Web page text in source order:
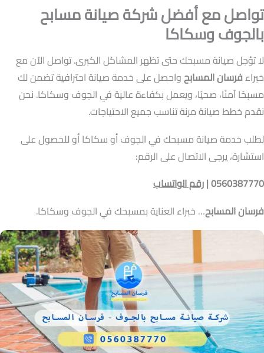
تواصل مع أفضل شركة صيانة مسابح
بالجوف وسكاكا
لا تؤجل صيانة مسبحك حتى تظهر المشاكل الكبرى. تواصل الآن مع
خبراءفرسان المسابحواحصل على خدمة صيانة احترافية تضمن لك
مسبحًا آمنًا، صحيًا، ويعمل بكفاءة عالية في الجوف وسكاكا. نحن
نقدم خطط صيانة مرنة تناسب جميع الاحتياجات.
لطلب خدمة صيانة مسبحك في الجوف أو سكاكا أو للحصول على
استشارة، يرجى الاتصال على الرقم:
0560387770 | رقم الواتساب
فرسان المسابح… خبراء العناية بمسبحك في الجوف وسكاكا.